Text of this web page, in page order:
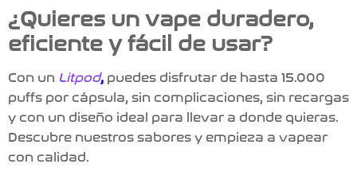
¿Quieres un vape duradero,
eficiente y fácil de usar?
Con un Litpod, puedes disfrutar de hasta 15.000
puffs por cápsula, sin complicaciones, sin recargas
y con un diseño ideal para llevar a donde quieras.
Descubre nuestros sabores y empieza a vapear
con calidad.